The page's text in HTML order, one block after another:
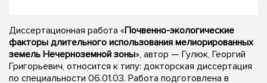
Диссертационная работа «Почвенно-экологические
факторы длительного использования мелиорированных
земель Нечерноземной зоны», автор — Гулюк, Георгий
Григорьевич, относится к типу: докторская диссертация
по специальности 06.01.03. Работа подготовлена в